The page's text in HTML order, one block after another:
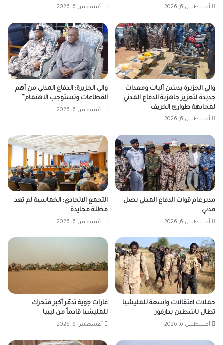
أغسطس 6, 2026 أغسطس 6, 2026
والي الجزيرة يدشن آليات ومعدات
جديدة لتعزيز جاهزية الدفاع المدني
لمجابهة طوارئ الخريف
أغسطس 6, 2026
والي الجزيرة: الدفاع المدني من أهم
القطاعات وتستوجب الاهتمام”
أغسطس 6, 2026
مدير عام قوات الدفاع المدني يصل
مدني
أغسطس 6, 2026
التجمع الاتحادي: الخماسية لم تعد
مظلة محايدة
أغسطس 6, 2026
حملات اعتقالات واسعة للمليشيا
تطال ناشطين بدارفور
أغسطس 6, 2026
غارات جوية تدمّر أكبر متحرك
للمليشيا قادماً من ليبيا
أغسطس 6, 2026